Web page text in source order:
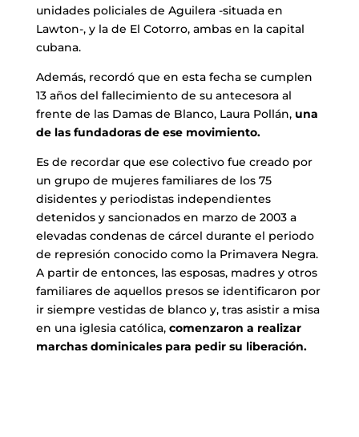
unidades policiales de Aguilera -situada en
Lawton-, y la de El Cotorro, ambas en la capital
cubana.
Además, recordó que en esta fecha se cumplen
13 años del fallecimiento de su antecesora al
frente de las Damas de Blanco, Laura Pollán, una
de las fundadoras de ese movimiento.
Es de recordar que ese colectivo fue creado por
un grupo de mujeres familiares de los 75
disidentes y periodistas independientes
detenidos y sancionados en marzo de 2003 a
elevadas condenas de cárcel durante el periodo
de represión conocido como la Primavera Negra.
A partir de entonces, las esposas, madres y otros
familiares de aquellos presos se identificaron por
ir siempre vestidas de blanco y, tras asistir a misa
en una iglesia católica, comenzaron a realizar
marchas dominicales para pedir su liberación.